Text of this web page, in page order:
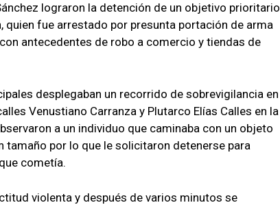
lograron la detención de un objetivo prioritario
quien fue arrestado por presunta portación de arma
antecedentes de robo a comercio y tiendas de
desplegaban un recorrido de sobrevigilancia en
Venustiano Carranza y Plutarco Elías Calles en la
a un individuo que caminaba con un objeto
tamaño por lo que le solicitaron detenerse para
cometía.
violenta y después de varios minutos se